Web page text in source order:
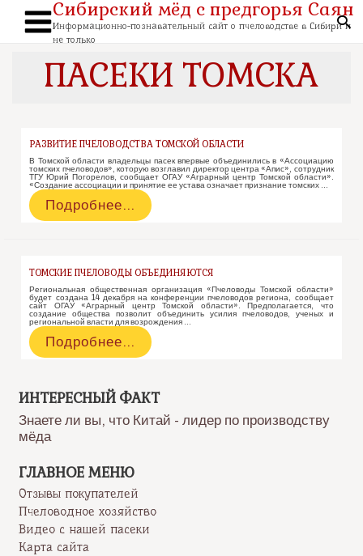
содержимому
Main
Сибирский мёд с предгорья Саян
Информационно-познавательный сайт о пчеловодстве в Сибири и
не только
ПАСЕКИ ТОМСКА
РАЗВИТИЕ ПЧЕЛОВОДСТВА ТОМСКОЙ ОБЛАСТИ
В Томской области владельцы пасек впервые объединились в «Ассоциацию
томских пчеловодов», которую возглавил директор центра «Апис», сотрудник
ТГУ Юрий Погорелов, сообщает ОГАУ «Аграрный центр Томской области».
«Создание ассоциации и принятие ее устава означает признание томских …
Развитие
пчеловодства
Подробнее…
ТОМСКИЕ ПЧЕЛОВОДЫ ОБЪЕДИНЯЮТСЯ
Региональная общественная организация «Пчеловоды Томской области»
будет создана 14 декабря на конференции пчеловодов региона, сообщает
сайт ОГАУ «Аграрный центр Томской области». Предполагается, что
создание общества позволит объединить усилия пчеловодов, ученых и
региональной власти для возрождения …
Томские
пчеловоды
Подробнее…
ИНТЕРЕСНЫЙ ФАКТ
Знаете ли вы, что Китай - лидер по производству
мёда
ГЛАВНОЕ МЕНЮ
Отзывы покупателей
Пчеловодное хозяйство
Видео с нашей пасеки
Карта сайта